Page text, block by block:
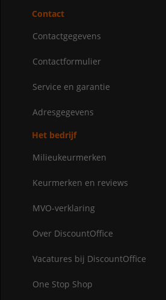
Contact
Contactgegevens
Contactformulier
Service en garantie
Adresgegevens
Het bedrijf
Milieukeurmerken
Keurmerken en reviews
MVO-verklaring
Over DiscountOffice
Vacatures bij DiscountOffice
One Stop Shop